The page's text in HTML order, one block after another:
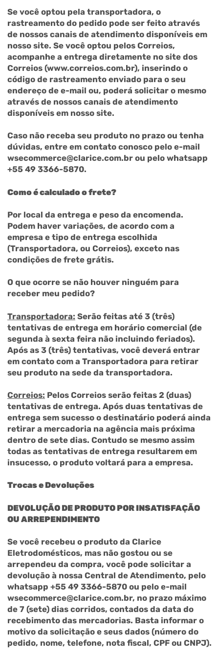
Se você optou pela transportadora, o
rastreamento do pedido pode ser feito através
de nossos canais de atendimento disponíveis em
nosso site. Se você optou pelos Correios,
acompanhe a entrega diretamente no site dos
Correios (www.correios.com.br), inserindo o
código de rastreamento enviado para o seu
endereço de e-mail ou, poderá solicitar o mesmo
através de nossos canais de atendimento
disponíveis em nosso site.
Caso não receba seu produto no prazo ou tenha
dúvidas, entre em contato conosco pelo e-mail
wsecommerce@clarice.com.br ou pelo whatsapp
+55 49 3366-5870.
Como é calculado o frete?
Por local da entrega e peso da encomenda.
Podem haver variações, de acordo com a
empresa e tipo de entrega escolhida
(Transportadora, ou Correios), exceto nas
condições de frete grátis.
O que ocorre se não houver ninguém para
receber meu pedido?
Transportadora: Serão feitas até 3 (três)
tentativas de entrega em horário comercial (de
segunda à sexta feira não incluindo feriados).
Após as 3 (três) tentativas, você deverá entrar
em contato com a Transportadora para retirar
seu produto na sede da transportadora.
Correios: Pelos Correios serão feitas 2 (duas)
tentativas de entrega. Após duas tentativas de
entrega sem sucesso o destinatário poderá ainda
retirar a mercadoria na agência mais próxima
dentro de sete dias. Contudo se mesmo assim
todas as tentativas de entrega resultarem em
insucesso, o produto voltará para a empresa.
Trocas e Devoluções
DEVOLUÇÃO DE PRODUTO POR INSATISFAÇÃO
OU ARREPENDIMENTO
Se você recebeu o produto da Clarice
Eletrodomésticos, mas não gostou ou se
arrependeu da compra, você pode solicitar a
devolução à nossa Central de Atendimento, pelo
whatsapp +55 49 3366-5870 ou pelo e-mail
wsecommerce@clarice.com.br, no prazo máximo
de 7 (sete) dias corridos, contados da data do
recebimento das mercadorias. Basta informar o
motivo da solicitação e seus dados (número do
pedido, nome, telefone, nota fiscal, CPF ou CNPJ).